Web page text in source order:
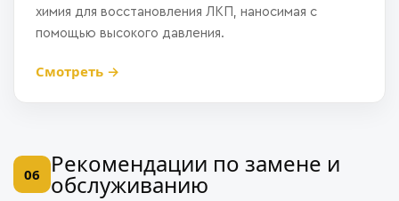
химия для восстановления ЛКП, наносимая с
помощью высокого давления.
Смотреть →
06 Рекомендации по замене и
обслуживанию